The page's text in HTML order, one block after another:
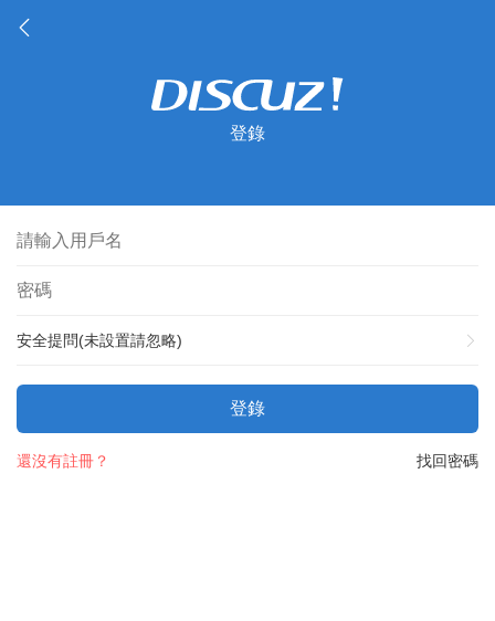
登錄
安全提問(未設置請忽略)
登錄
找回密碼
還沒有註冊？